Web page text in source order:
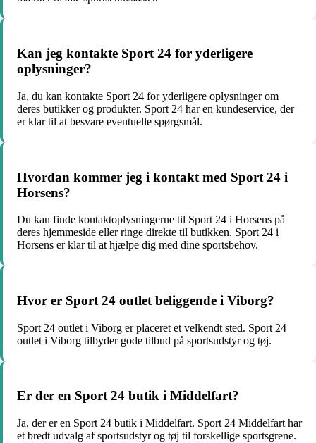
Kan jeg kontakte Sport 24 for yderligere
oplysninger?
Ja, du kan kontakte Sport 24 for yderligere oplysninger om
deres butikker og produkter. Sport 24 har en kundeservice, der
er klar til at besvare eventuelle spørgsmål.
Hvordan kommer jeg i kontakt med Sport 24 i
Horsens?
Du kan finde kontaktoplysningerne til Sport 24 i Horsens på
deres hjemmeside eller ringe direkte til butikken. Sport 24 i
Horsens er klar til at hjælpe dig med dine sportsbehov.
Hvor er Sport 24 outlet beliggende i Viborg?
Sport 24 outlet i Viborg er placeret et velkendt sted. Sport 24
outlet i Viborg tilbyder gode tilbud på sportsudstyr og tøj.
Er der en Sport 24 butik i Middelfart?
Ja, der er en Sport 24 butik i Middelfart. Sport 24 Middelfart har
et bredt udvalg af sportsudstyr og tøj til forskellige sportsgrene.